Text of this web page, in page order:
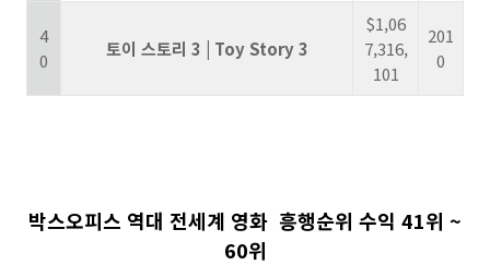
4
0
토이 스토리 3 | Toy Story 3
$1,06
7,316,
101
201
0
박스오피스 역대 전세계 영화 흥행순위 수익 41위 ~
60위